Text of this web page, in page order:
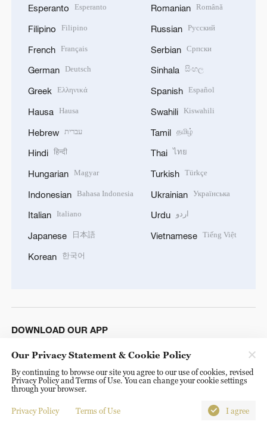
Esperanto Esperanto
Filipino Filipino
French Français
German Deutsch
Greek Ελληνικά
Hausa Hausa
Hebrew עברית
Hindi हिन्दी
Hungarian Magyar
Indonesian Bahasa Indonesia
Italian Italiano
Japanese 日本語
Korean 한국어
Romanian Română
Russian Русский
Serbian Српски
Sinhala සිංහල
Spanish Español
Swahili Kiswahili
Tamil தமிழ்
Thai ไทย
Turkish Türkçe
Ukrainian Українська
Urdu اردو
Vietnamese Tiếng Việt
DOWNLOAD OUR APP
© China Radio International.CRI. All Rights Reserved. 16A
Our Privacy Statement & Cookie Policy
By continuing to browse our site you agree to our use of cookies, revised
Privacy Policy and Terms of Use. You can change your cookie settings
through your browser.
Privacy Policy Terms of Use I agree